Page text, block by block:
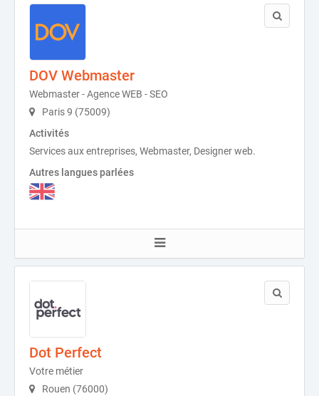
DOV Webmaster
Webmaster - Agence WEB - SEO
Paris 9 (75009)
Activités
Services aux entreprises, Webmaster, Designer web.
Autres langues parlées
Dot Perfect
Votre métier
Rouen (76000)